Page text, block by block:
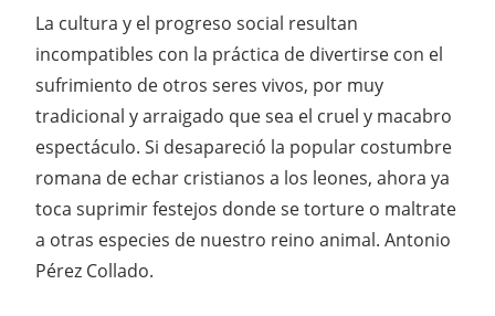
La cultura y el progreso social resultan
incompatibles con la práctica de divertirse con el
sufrimiento de otros seres vivos, por muy
tradicional y arraigado que sea el cruel y macabro
espectáculo. Si desapareció la popular costumbre
romana de echar cristianos a los leones, ahora ya
toca suprimir festejos donde se torture o maltrate
a otras especies de nuestro reino animal. Antonio
Pérez Collado.